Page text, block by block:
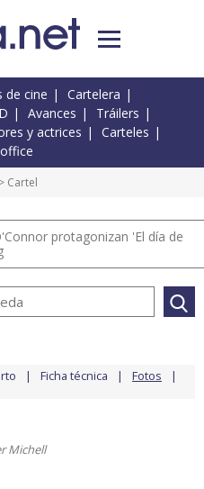
de cine
Cartelera
Avances
Tráilers
y actrices
Carteles
> Cartel
protagonizan 'El día de
Ficha técnica Fotos
Michell